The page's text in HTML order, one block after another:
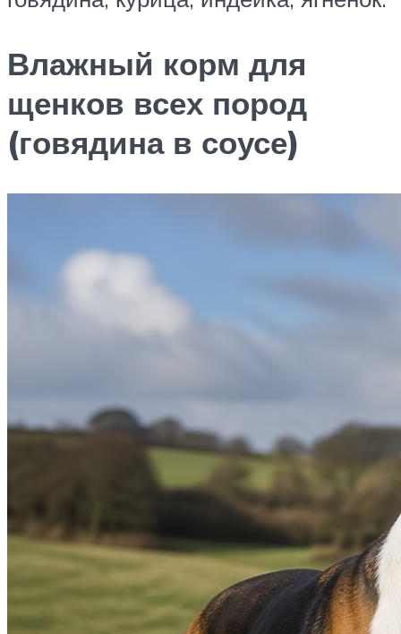
Влажный корм для
щенков всех пород
(говядина в соусе)